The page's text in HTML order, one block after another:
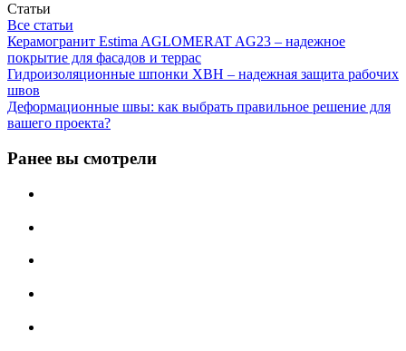
Статьи
Все статьи
Керамогранит Estima AGLOMERAT AG23 – надежное
покрытие для фасадов и террас
Гидроизоляционные шпонки ХВН – надежная защита рабочих
швов
Деформационные швы: как выбрать правильное решение для
вашего проекта?
Ранее вы смотрели